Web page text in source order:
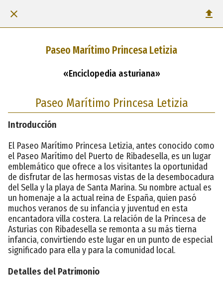
Paseo Marítimo Princesa Letizia
«Enciclopedia asturiana»
Paseo Marítimo Princesa Letizia
Introducción
El Paseo Marítimo Princesa Letizia, antes conocido como
el Paseo Marítimo del Puerto de Ribadesella, es un lugar
emblemático que ofrece a los visitantes la oportunidad
de disfrutar de las hermosas vistas de la desembocadura
del Sella y la playa de Santa Marina. Su nombre actual es
un homenaje a la actual reina de España, quien pasó
muchos veranos de su infancia y juventud en esta
encantadora villa costera. La relación de la Princesa de
Asturias con Ribadesella se remonta a su más tierna
infancia, convirtiendo este lugar en un punto de especial
significado para ella y para la comunidad local.
Detalles del Patrimonio